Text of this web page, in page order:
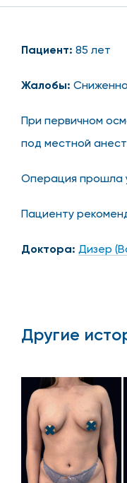
Пациент: 85 лет
Жалобы:
При первичном
под местной
Операция прошла
Пациенту
Доктора: Дизер
Другие